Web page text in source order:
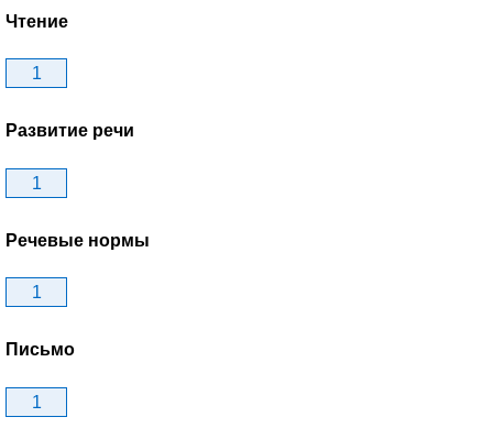
Чтение
1
Развитие речи
1
Речевые нормы
1
Письмо
1